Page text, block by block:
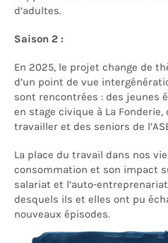
d’adultes.
Saison 2 :
En 2025, le projet change de
d’un point de vue
sont rencontrées : des jeunes
en stage civique à La
travailler et des seniors de
La place du travail dans nos
consommation et son impact
salariat et l’auto-
desquels ils et elles ont pu
nouveaux épisodes.